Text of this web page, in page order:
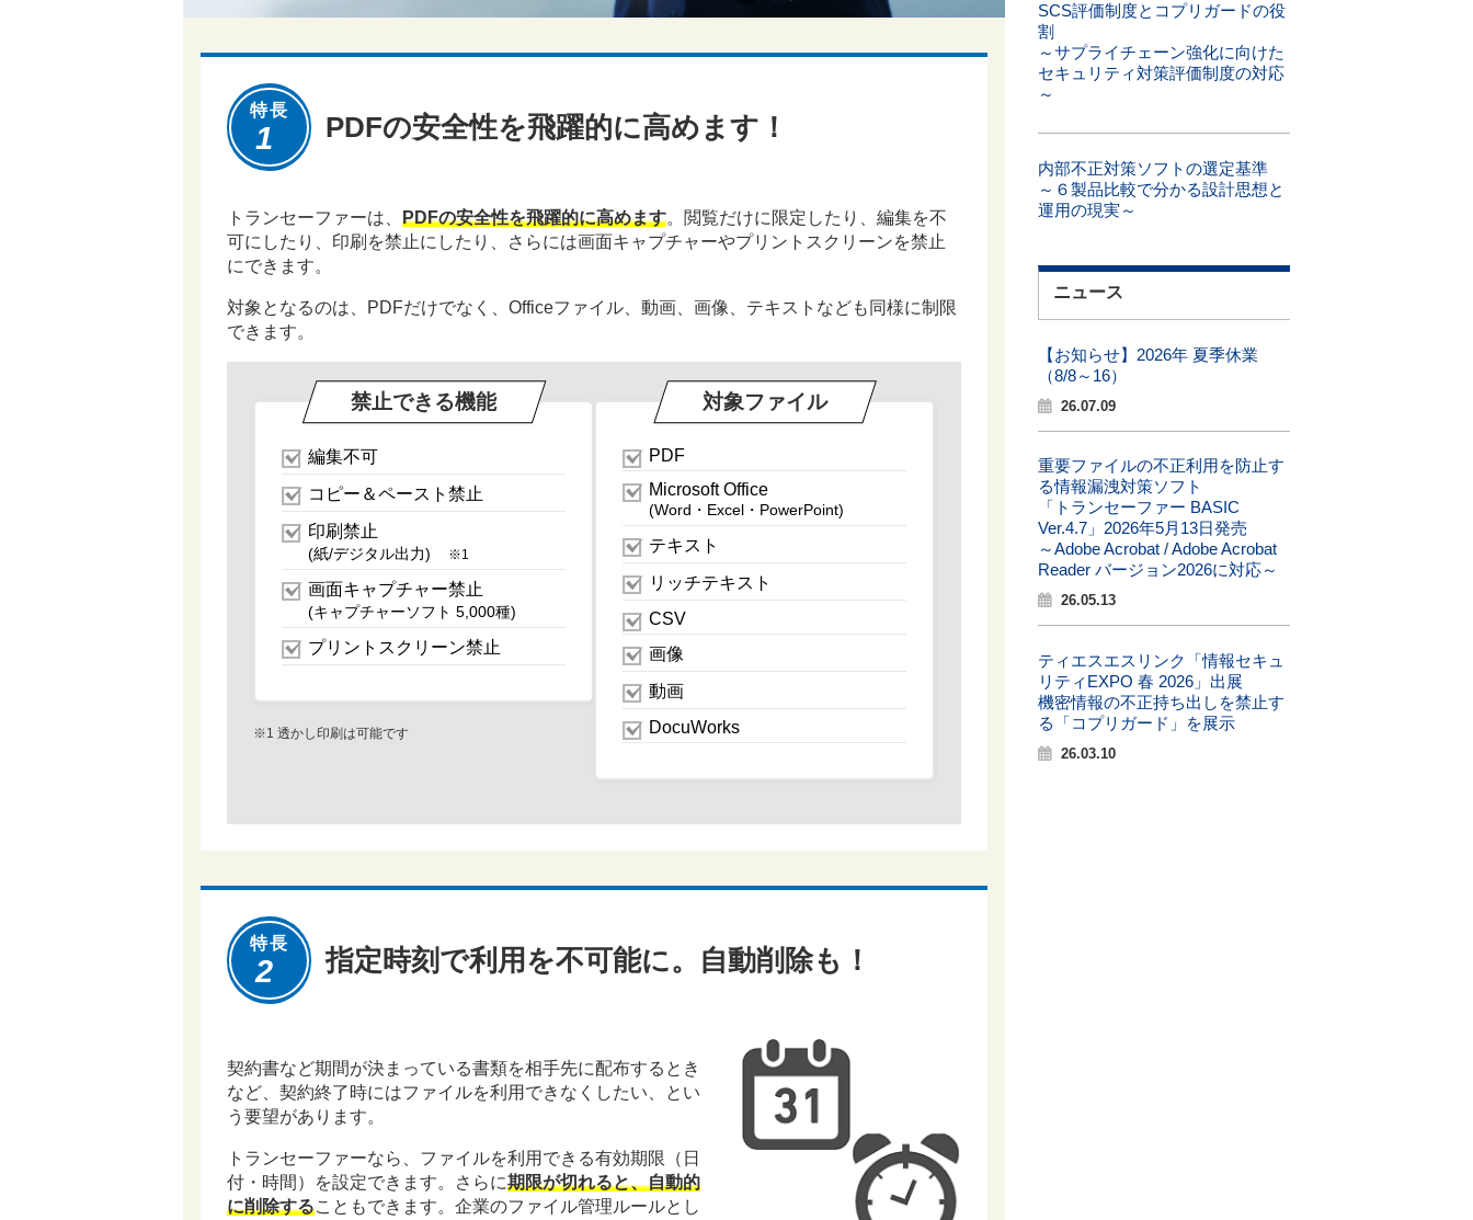
特長
1 PDFの安全性を飛躍的に高めます！
トランセーファーは、 PDFの安全性を飛躍的に高めます。閲覧だけに限定したり、編集を不
可にしたり、印刷を禁止にしたり、さらには画面キャプチャーやプリントスクリーンを禁止
にできます。
対象となるのは、PDFだけでなく、Officeファイル、動画、画像、テキストなども同様に制限
できます。
禁止できる機能
編集不可
コピー＆ペースト禁止
印刷禁止
(紙/デジタル出力) ※1
画面キャプチャー禁止
(キャプチャーソフト 5,000種)
プリントスクリーン禁止
※1 透かし印刷は可能です
対象ファイル
PDF
Microsoft Office
(Word・Excel・PowerPoint)
テキスト
リッチテキスト
CSV
画像
動画
DocuWorks
特長
2 指定時刻で利用を不可能に。自動削除も！
契約書など期間が決まっている書類を相手先に配布するとき
など、契約終了時にはファイルを利用できなくしたい、とい
う要望があります。
トランセーファーなら、ファイルを利用できる有効期限（日
付・時間）を設定できます。さらに期限が切れると、自動的
に削除することもできます。企業のファイル管理ルールとし
SCS評価制度とコプリガードの役
割
～サプライチェーン強化に向けた
セキュリティ対策評価制度の対応
～
内部不正対策ソフトの選定基準
～６製品比較で分かる設計思想と
運用の現実～
ニュース
【お知らせ】2026年 夏季休業
（8/8～16）
26.07.09
重要ファイルの不正利用を防止す
る情報漏洩対策ソフト
「トランセーファー BASIC
Ver.4.7」2026年5月13日発売
～Adobe Acrobat / Adobe Acrobat
Reader バージョン2026に対応～
26.05.13
ティエスエスリンク「情報セキュ
リティEXPO 春 2026」出展
機密情報の不正持ち出しを禁止す
る「コプリガード」を展示
26.03.10